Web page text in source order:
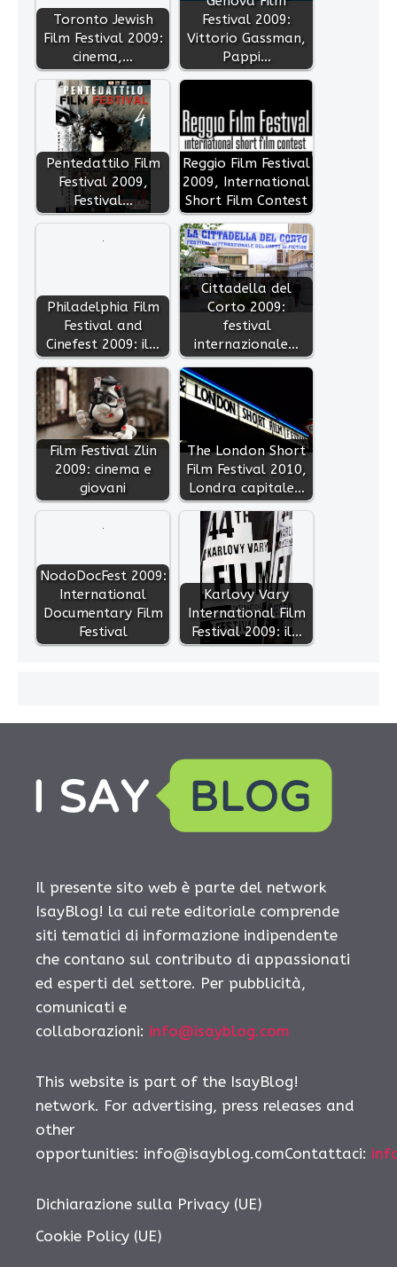
Toronto Jewish
Film Festival 2009:
cinema,…
Festival 2009:
Vittorio Gassman,
Pappi…
Pentedattilo Film
Festival 2009,
Festival…
Reggio Film Festival
2009, International
Short Film Contest
Philadelphia Film
Festival and
Cinefest 2009: il…
Cittadella del
Corto 2009:
festival
internazionale…
Film Festival Zlin
2009: cinema e
giovani
The London Short
Film Festival 2010,
Londra capitale…
NodoDocFest 2009:
International
Documentary Film
Festival
Karlovy Vary
International Film
Festival 2009: il…
Il presente sito web è parte del network
IsayBlog! la cui rete editoriale comprende
siti tematici di informazione indipendente
che contano sul contributo di appassionati
ed esperti del settore. Per pubblicità,
comunicati e
collaborazioni: info@isayblog.com
This website is part of the IsayBlog!
network. For advertising, press releases and
other
opportunities: info@isayblog.comContattaci:
Dichiarazione sulla Privacy (UE)
Cookie Policy (UE)